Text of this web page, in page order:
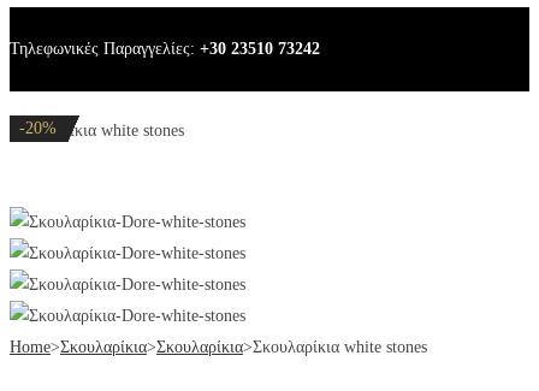
Τηλεφωνικές Παραγγελίες: +30 23510 73242
Σκουλαρίκια white stones
-20%
Home>Σκουλαρίκια>Σκουλαρίκια>Σκουλαρίκια white stones
-20%
-20%
-20%
-20%
-20%
-20%
-20%
-32%
-20%
-20%